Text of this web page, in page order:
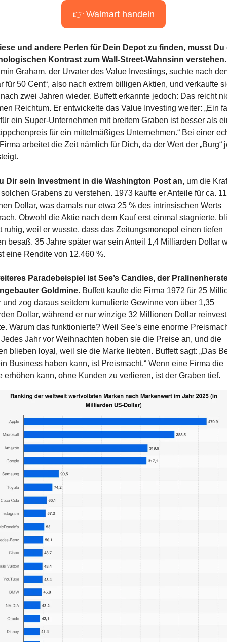
👉 Walmart handeln
und andere Perlen für Dein Depot zu finden, musst Du
Kontrast zum Wall-Street-Wahnsinn verstehen.
Graham, der Urvater des Value Investings, suchte nach
für 50 Cent“, also nach extrem billigen Aktien, und verkaufte
zwei Jahren wieder. Buffett erkannte jedoch: Das reicht
Reichtum. Er entwickelte das Value Investing weiter: „Ein
ein Super-Unternehmen mit breitem Graben ist besser als
für ein mittelmäßiges Unternehmen.“ Bei einer
arbeitet die Zeit nämlich für Dich, da der Wert der „Burg“
Dir sein Investment in die Washington Post an, um die
Grabens zu verstehen. 1973 kaufte er Anteile für ca. 11
Dollar, was damals nur etwa 25 % des intrinsischen Werts
Obwohl die Aktie nach dem Kauf erst einmal stagnierte,
ruhig, weil er wusste, dass das Zeitungsmonopol einen tiefen
besaß. 35 Jahre später war sein Anteil 1,4 Milliarden Dollar
eine Rendite von 12.460 %.
Paradebeispiel ist See’s Candies, der
Goldmine. Buffett kaufte die Firma 1972 für 25
und zog daraus seitdem kumulierte Gewinne von über 1,35
Dollar, während er nur winzige 32 Millionen Dollar
Warum das funktionierte? Weil See’s eine enorme
Jahr vor Weihnachten hoben sie die Preise an, und die
blieben loyal, weil sie die Marke liebten. Buffett sagt: „Das
Business haben kann, ist Preismacht.“ Wenn eine Firma die
erhöhen kann, ohne Kunden zu verlieren, ist der Graben tief.